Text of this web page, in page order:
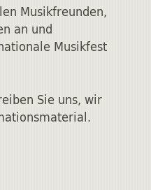
Musikfreunden,
an und
Musikfest
Sie uns, wir